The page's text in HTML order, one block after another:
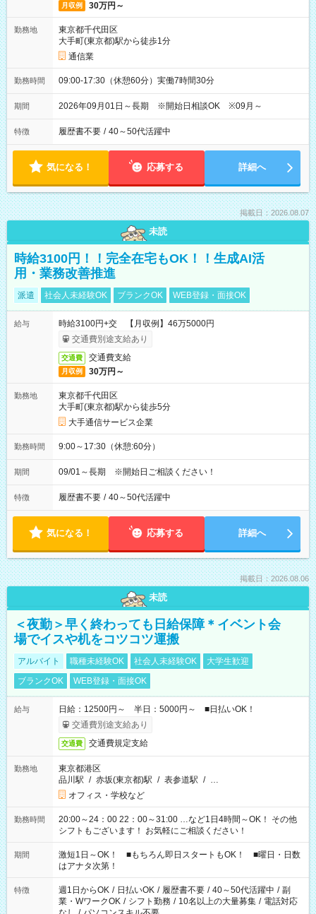
月収例 30万円～
勤務地
東京都千代田区
大手町(東京都)駅から徒歩1分
通信業
勤務時間 09:00-17:30（休憩60分）実働7時間30分
期間 2026年09月01日～長期 ※開始日相談OK ※09月～
特徴 履歴書不要 / 40～50代活躍中
気になる！ 応募する 詳細へ
掲載日：2026.08.07
未読
時給3100円！！完全在宅もOK！！生成AI活
用・業務改善推進
派遣 社会人未経験OK ブランクOK WEB登録・面接OK
給与
時給3100円+交 【月収例】46万5000円
交通費別途支給あり
交通費 交通費支給
月収例 30万円～
勤務地
東京都千代田区
大手町(東京都)駅から徒歩5分
大手通信サービス企業
勤務時間 9:00～17:30（休憩:60分）
期間 09/01～長期 ※開始日ご相談ください！
特徴 履歴書不要 / 40～50代活躍中
気になる！ 応募する 詳細へ
掲載日：2026.08.06
未読
＜夜勤＞早く終わっても日給保障＊イベント会
場でイスや机をコツコツ運搬
アルバイト 職種未経験OK 社会人未経験OK
大学生歓迎
ブランクOK
WEB登録・面接OK
給与
日給：12500円～ 半日：5000円～ ■日払いOK！
交通費別途支給あり
交通費 交通費規定支給
勤務地
東京都港区
品川駅 / 赤坂(東京都)駅 / 表参道駅 / …
オフィス・学校など
勤務時間
20:00～24：00 22：00～31:00 …など1日4時間～OK！ その他
シフトもございます！ お気軽にご相談ください！
期間
激短1日～OK！ ■もちろん即日スタートもOK！ ■曜日・日数
はアナタ次第！
特徴 週1日からOK / 日払いOK / 履歴書不要 / 40～50代活躍中 / 副
業・WワークOK / シフト勤務 / 10名以上の大量募集 / 電話対応